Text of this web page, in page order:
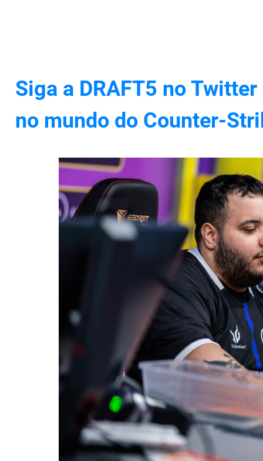
Siga a DRAFT5 no
no mundo do Counter-